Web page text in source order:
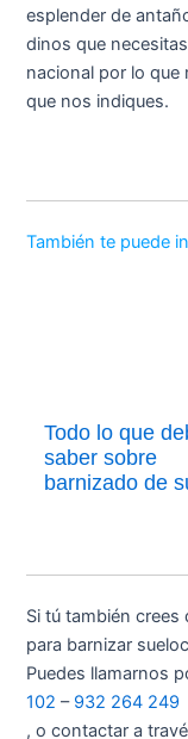
esplender de
dinos que
nacional por lo que
que nos indiques.
También te puede
Todo lo que
saber sobre
barnizado de
Si tú también crees
para barnizar
Puedes llamarnos
102 – 932 264 249
, o contactar a